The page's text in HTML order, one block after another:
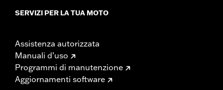
SERVIZI PER LA TUA MOTO
Assistenza autorizzata
Manuali d’uso
Programmi di manutenzione
Aggiornamenti software